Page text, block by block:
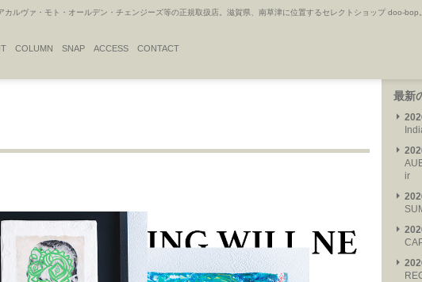
ルヴァ・モト・オールデン・チェンジーズ等の正規取扱店。滋賀県、南草津に位置するセレクトショップ doo-bop。
COLUMN SNAP ACCESS CONTACT
最新
ir